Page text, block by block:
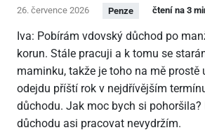
26. července 2026 Penze čtení na 3
Iva: Pobírám vdovský důchod po
korun. Stále pracuji a k tomu se
maminku, takže je toho na mě prostě
odejdu příští rok v nejdřívějším
důchodu. Jak moc bych si pohoršila?
důchodu asi pracovat nevydržím.